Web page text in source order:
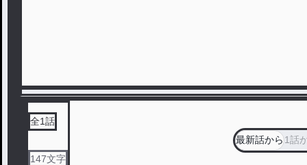
全1話
147文字
最新話から1話